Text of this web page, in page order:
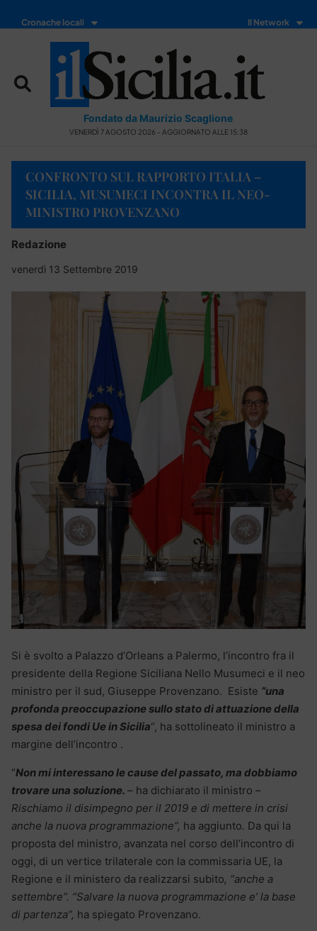
Cronache locali Il Network
Fondato da Maurizio Scaglione
VENERDÌ 7 AGOSTO 2026 - AGGIORNATO ALLE 15:38
CONFRONTO SUL RAPPORTO ITALIA –
SICILIA, MUSUMECI INCONTRA IL NEO-
MINISTRO PROVENZANO
Redazione
venerdì 13 Settembre 2019
Si è svolto a Palazzo d’Orleans a Palermo, l’incontro fra il
presidente della Regione Siciliana Nello Musumeci e il neo
ministro per il sud, Giuseppe Provenzano. Esiste “una
profonda preoccupazione sullo stato di attuazione della
spesa dei fondi Ue in Sicilia“, ha sottolineato il ministro a
margine dell’incontro .
“Non mi interessano le cause del passato, ma dobbiamo
trovare una soluzione. – ha dichiarato il ministro –
Rischiamo il disimpegno per il 2019 e di mettere in crisi
anche la nuova programmazione”, ha aggiunto. Da qui la
proposta del ministro, avanzata nel corso dell’incontro di
oggi, di un vertice trilaterale con la commissaria UE, la
Regione e il ministero da realizzarsi subito, “anche a
settembre”. “Salvare la nuova programmazione e’ la base
di partenza”, ha spiegato Provenzano.